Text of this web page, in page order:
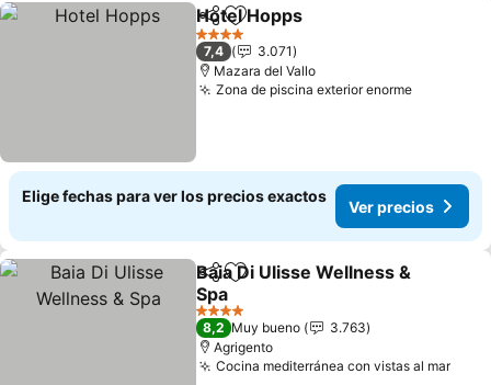
CompartirAgregar a favoritos
Hotel Hopps
4 Estrellas
7,4
3.071
Mazara del Vallo
Zona de piscina exterior enormeVer
Elige fechas para ver los precios exactos
Ver precios
CompartirAgregar a favoritos
Baia Di Ulisse Wellness &
Spa
Ver precios
4 Estrellas
8,2 Muy bueno
3.763
Agrigento
Cocina mediterránea con vistas al marVer